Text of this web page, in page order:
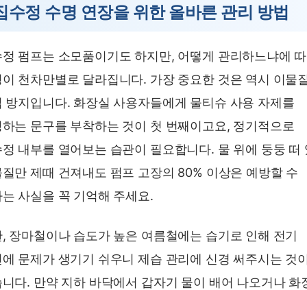
수정 수명 연장을 위한 올바른 관리 방법
펌프는 소모품이기도 하지만, 어떻게 관리하느냐에
천차만별로 달라집니다. 가장 중요한 것은 역시 이물
방지입니다. 화장실 사용자들에게 물티슈 사용 자제를
는 문구를 부착하는 것이 첫 번째이고요, 정기적으로
내부를 열어보는 습관이 필요합니다. 물 위에 둥둥 떠
만 제때 건져내도 펌프 고장의 80% 이상은 예방할 수
사실을 꼭 기억해 주세요.
장마철이나 습도가 높은 여름철에는 습기로 인해 전기
문제가 생기기 쉬우니 제습 관리에 신경 써주시는 것
다. 만약 지하 바닥에서 갑자기 물이 배어 나오거나 화